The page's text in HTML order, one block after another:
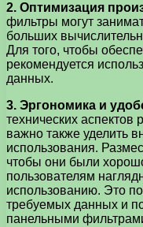
2. Оптимизация
фильтры могут
больших
Для того, чтобы
рекомендуется
данных.
3. Эргономика и
технических
важно также уделить
использования.
чтобы они были
пользователям
использованию. Это
требуемых данных и
панельными